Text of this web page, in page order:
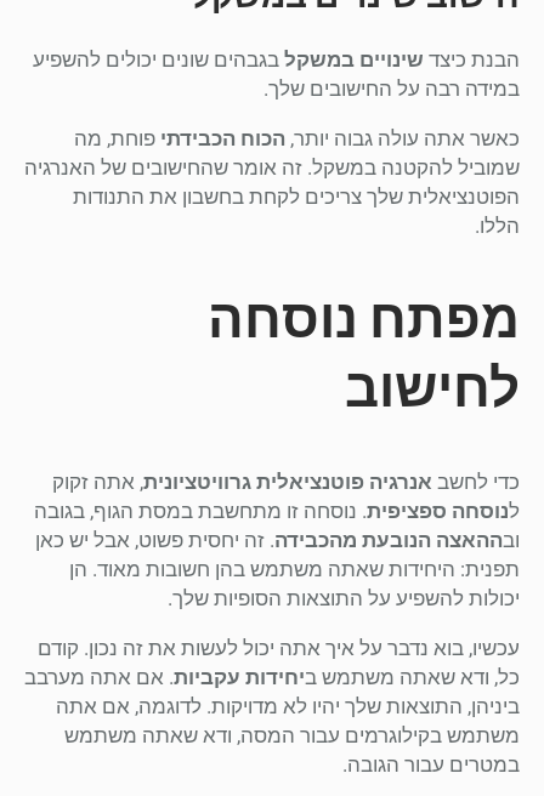
הבנת כיצד שינויים במשקל בגבהים שונים יכולים להשפיע
במידה רבה על החישובים שלך.
כאשר אתה עולה גבוה יותר, הכוח הכבידתי פוחת, מה
שמוביל להקטנה במשקל. זה אומר שהחישובים של האנרגיה
הפוטנציאלית שלך צריכים לקחת בחשבון את התנודות
הללו.
מפתח נוסחה
לחישוב
כדי לחשב אנרגיה פוטנציאלית גרוויטציונית, אתה זקוק
לנוסחה ספציפית. נוסחה זו מתחשבת במסת הגוף, בגובה
ובההאצה הנובעת מהכבידה. זה יחסית פשוט, אבל יש כאן
תפנית: היחידות שאתה משתמש בהן חשובות מאוד. הן
יכולות להשפיע על התוצאות הסופיות שלך.
עכשיו, בוא נדבר על איך אתה יכול לעשות את זה נכון. קודם
כל, ודא שאתה משתמש ביחידות עקביות. אם אתה מערבב
ביניהן, התוצאות שלך יהיו לא מדויקות. לדוגמה, אם אתה
משתמש בקילוגרמים עבור המסה, ודא שאתה משתמש
במטרים עבור הגובה.